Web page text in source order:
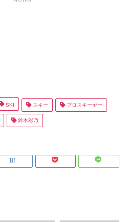
SKI スキー プロスキーヤー
鈴木彩乃